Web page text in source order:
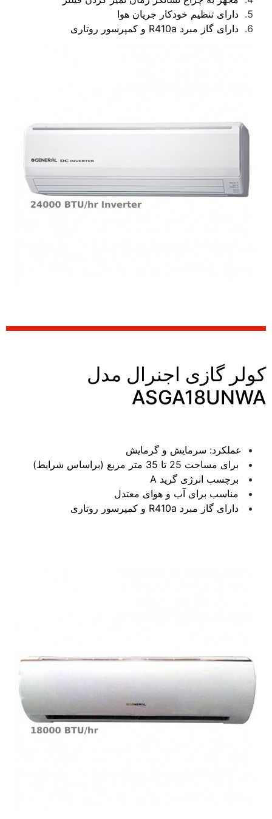
دارای تنظیم خودکار جریان هوا
دارای گاز مبرد R410a و کمپرسور روتاری
کولر گازی اجنرال مدل
ASGA18UNWA
عملکرد: سرمايش و گرمایش
برای مساحت 25 تا 35 متر مربع (براساس شرایط)
برچسب انرژی گرید A
مناسب برای آب و هوای معتدل
دارای گاز مبرد R410a و کمپرسور روتاری